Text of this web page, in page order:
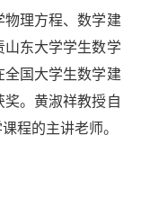
理方程、数学建
东大学学生数学
全国大学生数学建
。黄淑祥教授自
程的主讲老师。